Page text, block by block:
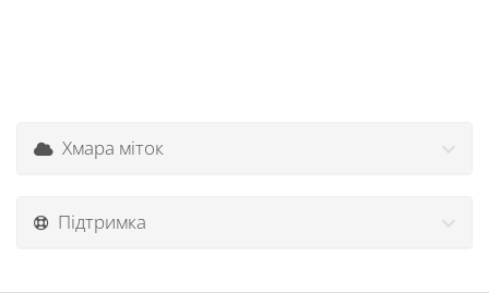
Хмара міток
Підтримка